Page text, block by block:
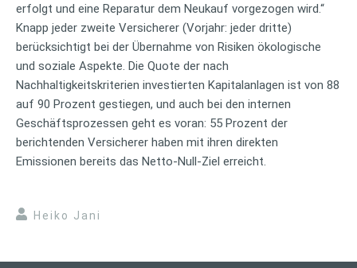
erfolgt und eine Reparatur dem Neukauf vorgezogen wird.“
Knapp jeder zweite Versicherer (Vorjahr: jeder dritte)
berücksichtigt bei der Übernahme von Risiken ökologische
und soziale Aspekte. Die Quote der nach
Nachhaltigkeitskriterien investierten Kapitalanlagen ist von 88
auf 90 Prozent gestiegen, und auch bei den internen
Geschäftsprozessen geht es voran: 55 Prozent der
berichtenden Versicherer haben mit ihren direkten
Emissionen bereits das Netto-Null-Ziel erreicht.
Heiko Jani